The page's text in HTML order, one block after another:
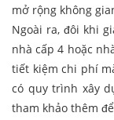
mở rộng không
Ngoài ra, đôi khi
nhà cấp 4 hoặc
tiết kiệm chi phí
có quy trình xây
tham khảo thêm